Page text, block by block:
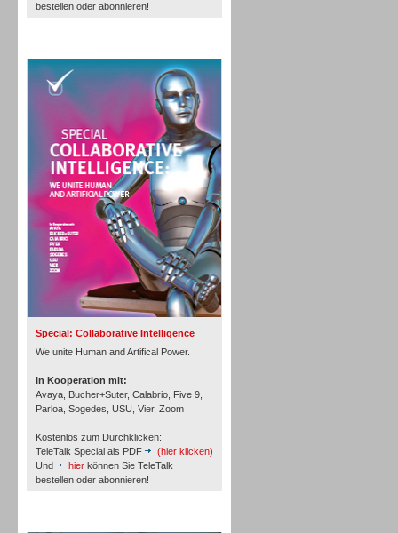
bestellen oder abonnieren!
Special: Collaborative Intelligence
We unite Human and Artifical Power.
In Kooperation mit:
Avaya, Bucher+Suter, Calabrio, Five 9,
Parloa, Sogedes, USU, Vier, Zoom
Kostenlos zum Durchklicken:
TeleTalk Special als PDF
(hier klicken)
Und
hier können Sie TeleTalk
bestellen oder abonnieren!
Personal
Inbound